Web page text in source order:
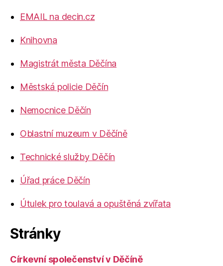
EMAIL na decin.cz
Knihovna
Magistrát města Děčína
Městská policie Děčín
Nemocnice Děčín
Oblastní muzeum v Děčíně
Technické služby Děčín
Úřad práce Děčín
Útulek pro toulavá a opuštěná zvířata
Stránky
Církevní společenství v Děčíně